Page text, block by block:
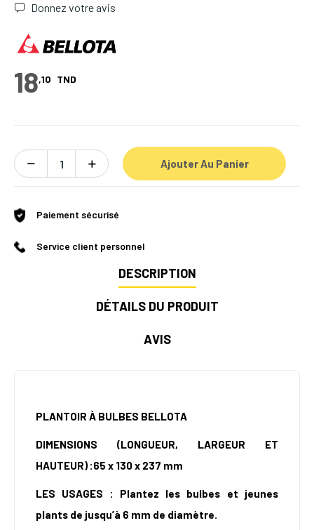
Donnez votre avis
18,10 TND
Ajouter Au Panier
Paiement sécurisé
Service client personnel
DESCRIPTION
DÉTAILS DU PRODUIT
AVIS
PLANTOIR À BULBES BELLOTA
DIMENSIONS (LONGUEUR, LARGEUR ET
HAUTEUR) :65 x 130 x 237 mm
LES USAGES : Plantez les bulbes et jeunes
plants de jusqu’à 6 mm de diamètre.